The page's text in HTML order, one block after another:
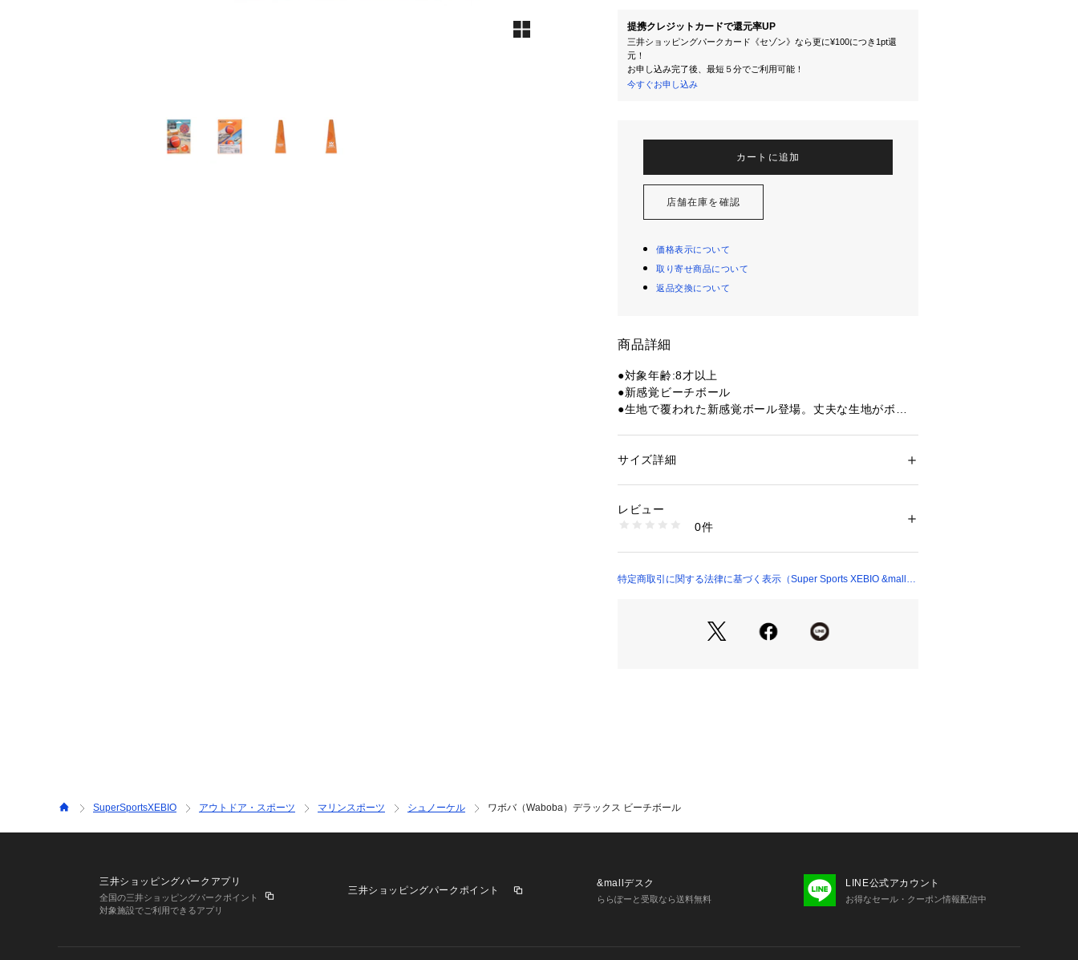
提携クレジットカードで還元率UP
三井ショッピングパークカード《セゾン》なら更に¥100につき1pt還
元！
お申し込み完了後、最短５分でご利用可能！
今すぐお申し込み
カートに追加
店舗在庫を確認
価格表示について
取り寄せ商品について
返品交換について
商品詳細
●対象年齢:8才以上
●新感覚ビーチボール
●生地で覆われた新感覚ボール登場。丈夫な生地がボー
記と異なる場合があります。
※ブラウザやお使いのモニター環境により、掲載画像と
いて、予告なく変更することがあります。あらかじめご
ia Surf&Snow 海&水泳用品 ビーチ小物
性別：レディース
1540000479451
サイズ詳細
レビュー
0件
特定商取引に関する法律に基づく表示（Super Sports XEBIO &mall
SuperSportsXEBIO アウトドア・スポーツ マリンスポーツ シュノーケル ワボバ（Waboba）デラックス ビーチボール
三井ショッピングパークアプリ
全国の三井ショッピングパークポイント
対象施設でご利用できるアプリ
三井ショッピングパークポイント
&mallデスク
ららぽーと受取なら送料無料
LINE公式アカウント
お得なセール・クーポン情報配信中